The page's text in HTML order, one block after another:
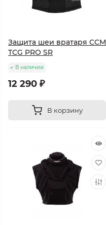
Защита шеи вратаря CCM
TCG PRO SR
В наличии
12 290 ₽
В корзину